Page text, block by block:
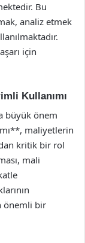
Bu
analiz etmek
için
Kullanımı
büyük önem
maliyetlerin
kritik bir rol
mali
önemli bir